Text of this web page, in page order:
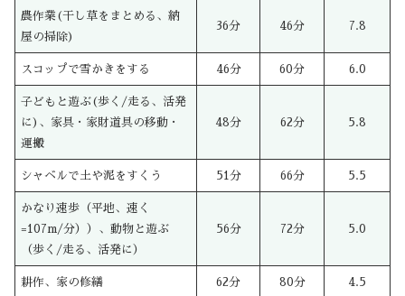
農作業(干し草をまとめる、納
屋の掃除)
36分 46分 7.8
スコップで雪かきをする 46分 60分 6.0
子どもと遊ぶ(歩く/走る、活発
に)、家具・家財道具の移動・
運搬
48分 62分 5.8
シャベルで土や泥をすくう 51分 66分 5.5
かなり速歩（平地、速く
=107m/分））、動物と遊ぶ
（歩く/走る、活発に）
56分 72分 5.0
耕作、家の修繕 62分 80分 4.5